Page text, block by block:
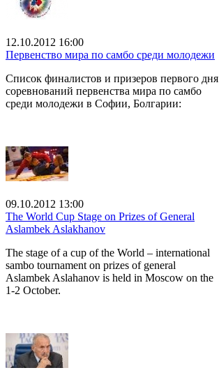
12.10.2012 16:00
Первенство мира по самбо среди молодежи
Список финалистов и призеров первого дня
соревнований первенства мира по самбо
среди молодежи в Софии, Болгарии:
09.10.2012 13:00
The World Cup Stage on Prizes of General
Aslambek Aslakhanov
The stage of a cup of the World – international
sambo tournament on prizes of general
Aslambek Aslahanov is held in Moscow on the
1-2 October.